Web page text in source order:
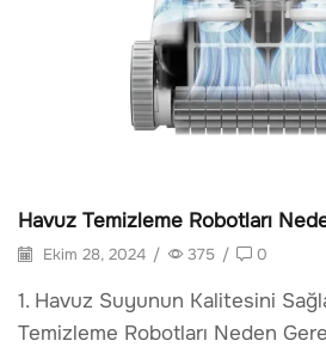
Havuz Temizleme Robotları
Ekim 28, 2024 / 375 / 0
1. Havuz Suyunun Kalitesini
Temizleme Robotları Neden